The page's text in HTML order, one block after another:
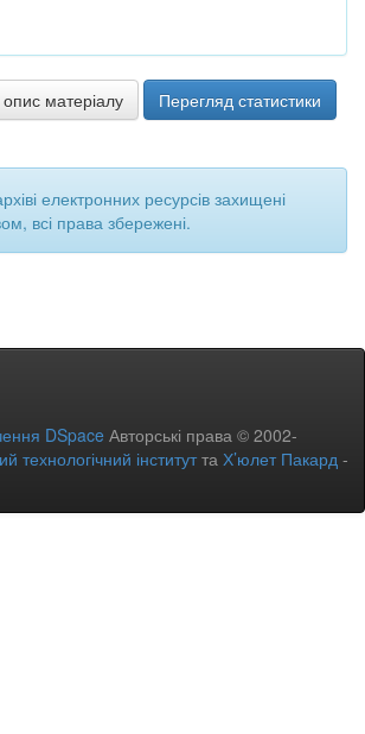
матеріалу Перегляд статистики
електронних ресурсів захищені
всі права збережені.
DSpace Авторські права © 2002-
технологічний інститутта Х’юлет Пакард -